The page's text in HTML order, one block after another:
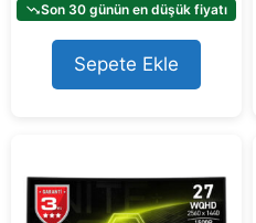
t
o
f
5
Son 30 günün en düşük fiyatı
Sepete Ekle